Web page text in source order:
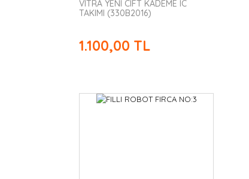
VITRA YENI CIFT KADEME IC
TAKIMI (330B2016)
1.100,00 TL